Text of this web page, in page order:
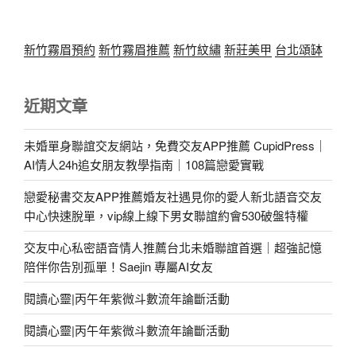
新竹霧眉預約 新竹霧眉推薦 新竹紋繡新莊美甲 台北頌缽
近期文章
未婚單身聯誼交友網站，免費交友APP推薦 CupidPress｜
AI情人24h追女朋友教學指南｜108篇戀愛實戰
戀愛秘書交友APP推薦婚友社遇見你的愛人新北語音交友
中心快速脫單，vip線上線下男女聯誼約會530破盤特權
交友中心私密語音情人推薦台北未婚聯誼首選｜超強記憶
陪伴你告別孤單！Saejin 專屬AI女友
閱讀心靈|丙午年紫微斗數流年論斷活動
閱讀心靈|丙午年紫微斗數流年論斷活動